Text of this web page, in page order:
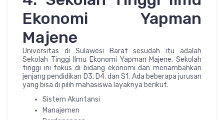
Ekonomi Yapman
Majene
Universitas di Sulawesi Barat sesudah itu adalah
Sekolah Tinggi Ilmu Ekonomi Yapman Majene. Sekolah
tinggi ini fokus di bidang ekonomi dan menambahkan
jenjang pendidikan D3, D4, dan S1. Ada beberapa jurusan
yang bisa di pilih mahasiswa layaknya berikut.
Sistem Akuntansi
Manajemen